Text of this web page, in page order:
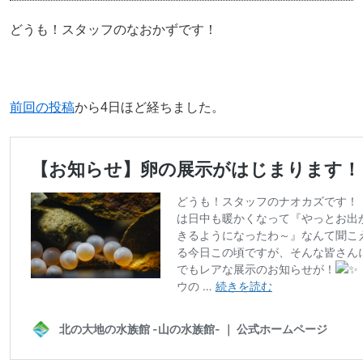
どうも！スタッフのなおかずです！
前回の投稿から4日ほど経ちました。